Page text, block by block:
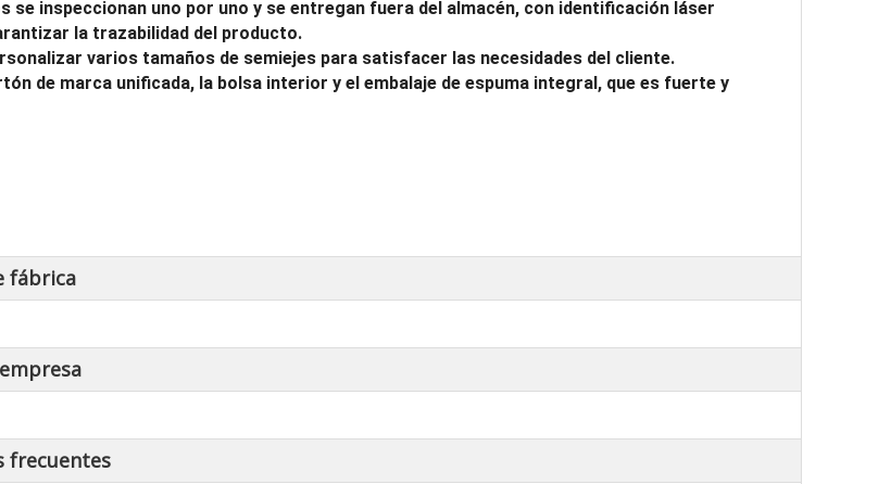
se inspeccionan uno por uno y se entregan fuera del almacén, con identificación láser
la trazabilidad del producto.
varios tamaños de semiejes para satisfacer las necesidades del cliente.
de marca unificada, la bolsa interior y el embalaje de espuma integral, que es fuerte y
fábrica
frecuentes